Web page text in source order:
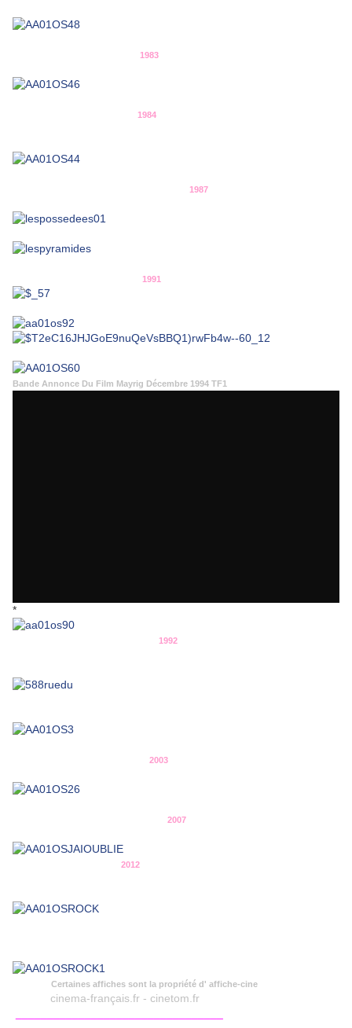
1983
1984
1987
1991
Bande Annonce Du Film Mayrig Décembre 1994 TF1
*
1992
2003
2007
2012
Certaines affiches sont la propriété d' affiche-cine
cinema-français.fr - cinetom.fr